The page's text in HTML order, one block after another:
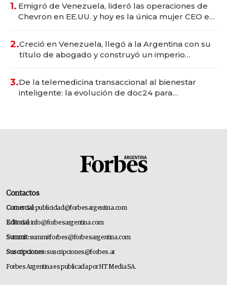
1. Emigró de Venezuela, lideró las operaciones de
Chevron en EE.UU. y hoy es la única mujer CEO en
2.Creció en Venezuela, llegó a la Argentina con su
título de abogado y construyó un imperio
3.De la telemedicina transaccional al bienestar
inteligente: la evolución de doc24 para
Contactos
Comercial:publicidad@forbesargentina.com
Editorial:info@forbesargentina.com
Summit:summitforbes@forbesargentina.com
Suscripciones:suscripciones@forbes.ar
Forbes Argentina es publicada por HT Media SA.